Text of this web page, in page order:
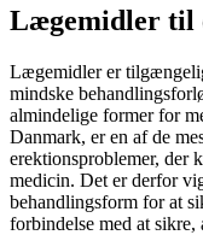
Lægemidler til
Lægemidler er
mindske
almindelige former for
Danmark, er en af de
erektionsproblemer, der
medicin. Det er derfor
behandlingsform for at
forbindelse med at